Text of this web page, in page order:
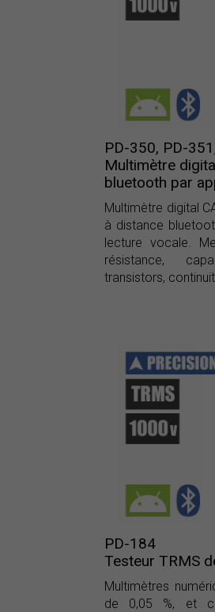
PD-350, PD-
Multimètre
bluetooth par
Multimètre digital
à distance
lecture vocale.
résistance,
transistors,
PD-184
Testeur TRMS
Multimètres
de 0,05 %, et